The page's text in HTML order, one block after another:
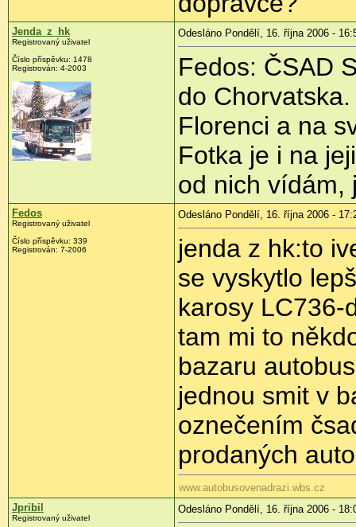
Jenda_z_hk
Registrovaný uživatel
Číslo příspěvku: 1478
Registrován: 4-2003
Odesláno Pondělí, 16. října 2006 -
Fedos: ČSAD
do
Florenci a na
Fotka je i na
od nich vídám,
Fedos
Registrovaný uživatel
Číslo příspěvku: 339
Registrován: 7-2006
Odesláno Pondělí, 16. října 2006 -
jenda z hk:to
se vyskytlo
karosy LC736-
tam mi to
bazaru
jednou smit v
oznečením
prodaných
www.autobusovenadrazi.wbs.cz
Jpribil
Registrovaný uživatel
Odesláno Pondělí, 16. října 2006 -